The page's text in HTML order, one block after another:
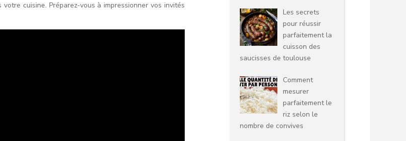
cuisine. Préparez-vous à impressionner vos invités
Les secrets
pour réussir
parfaitement la
cuisson des
saucisses de toulouse
Comment
mesurer
parfaitement le
riz selon le
nombre de convives